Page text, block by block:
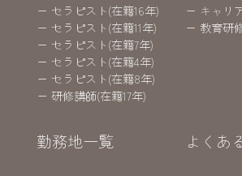
ー セラピスト(在籍16年)
ー セラピスト(在籍11年)
ー セラピスト(在籍7年)
ー セラピスト(在籍4年)
ー セラピスト(在籍8年)
ー 研修講師(在籍17年)
ー キャリ
ー 教育研
勤務地一覧 よくあ